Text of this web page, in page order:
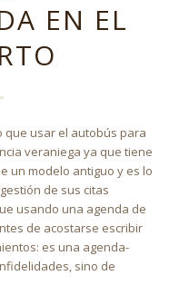
EN EL
usar el autobús para
veraniega ya que tiene
un modelo antiguo y es lo
de sus citas
usando una agenda de
de acostarse escribir
es una agenda-
sino de